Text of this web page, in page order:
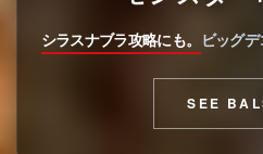
シラスナブラ攻略にも。 ビッグ
SEE